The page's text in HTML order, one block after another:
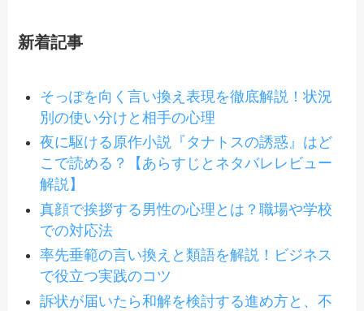
新着記事
そっぽを向く言い換え表現を徹底解説！状況
別の使い分けと相手の心理
夜に駆ける原作小説『タナトスの誘惑』はど
こで読める？【あらすじとネタバレレビュー
解説】
真顔で挨拶する男性の心理とは？職場や学校
での対応法
率先垂範の言い換えと類語を解説！ビジネス
で役立つ実践のコツ
訴状が届いたら和解を検討する進め方と、不